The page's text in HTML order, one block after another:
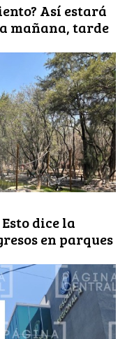
Así estará
mañana, tarde
dice la
en parques